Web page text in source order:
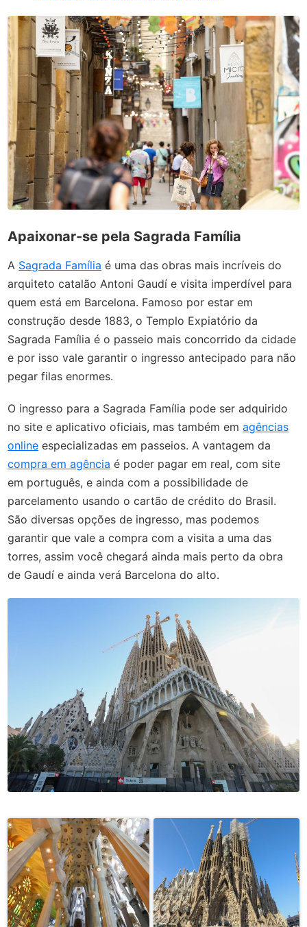
Apaixonar-se pela Sagrada Família
A Sagrada Família é uma das obras mais incríveis do
arquiteto catalão Antoni Gaudí e visita imperdível para
quem está em Barcelona. Famoso por estar em
construção desde 1883, o Templo Expiatório da
Sagrada Família é o passeio mais concorrido da cidade
e por isso vale garantir o ingresso antecipado para não
pegar filas enormes.
O ingresso para a Sagrada Família pode ser adquirido
no site e aplicativo oficiais, mas também emagências
online especializadas em passeios. A vantagem da
compra em agência é poder pagar em real, com site
em português, e ainda com a possibilidade de
parcelamento usando o cartão de crédito do Brasil.
São diversas opções de ingresso, mas podemos
garantir que vale a compra com a visita a uma das
torres, assim você chegará ainda mais perto da obra
de Gaudí e ainda verá Barcelona do alto.